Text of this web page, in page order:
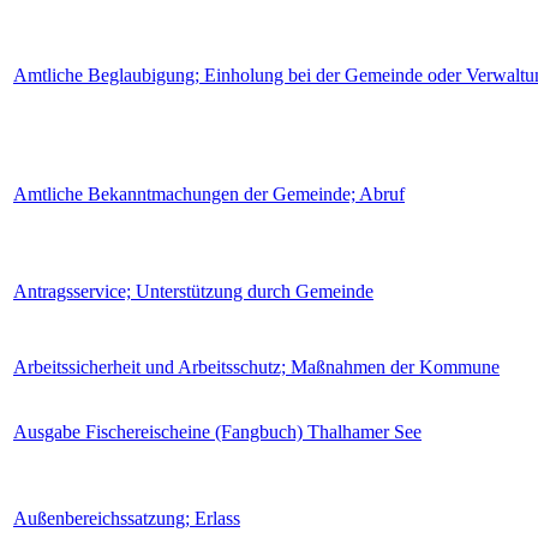
Amtliche Beglaubigung; Einholung bei der Gemeinde oder
Amtliche Bekanntmachungen der Gemeinde; Abruf
Antragsservice; Unterstützung durch Gemeinde
Arbeitssicherheit und Arbeitsschutz; Maßnahmen der Kommune
Ausgabe Fischereischeine (Fangbuch) Thalhamer See
Außenbereichssatzung; Erlass